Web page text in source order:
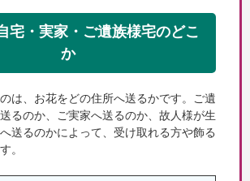
宅・実家・ご遺族様宅のどこ
か
は、お花をどの住所へ送るかです。ご遺
るのか、ご実家へ送るのか、故人様が生
送るのかによって、受け取れる方や飾る
。